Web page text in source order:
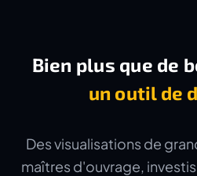
Bien plus que de
un outil de
Des visualisations de
maîtres d'ouvrage,